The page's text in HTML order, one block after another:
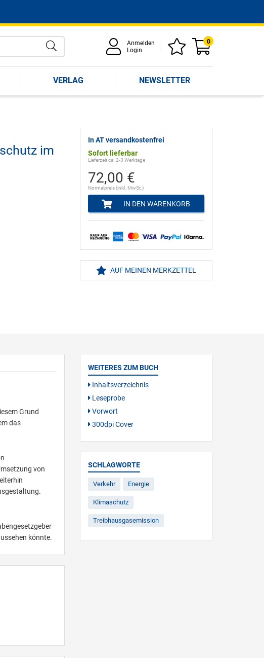
Anmelden
Login
0
VERLAG NEWSLETTER
im
In AT versandkostenfrei
Sofort lieferbar
Lieferzeit ca. 2-3 Werktage
72,00 €
Normalpreis (inkl. MwSt.)
IN DEN WARENKORB
AUF MEINEN MERKZETTEL
Grund
das
von
könnte.
WEITERES ZUM BUCH
Inhaltsverzeichnis
Leseprobe
Vorwort
300dpi Cover
SCHLAGWORTE
Verkehr Energie
Klimaschutz
Treibhausgasemission